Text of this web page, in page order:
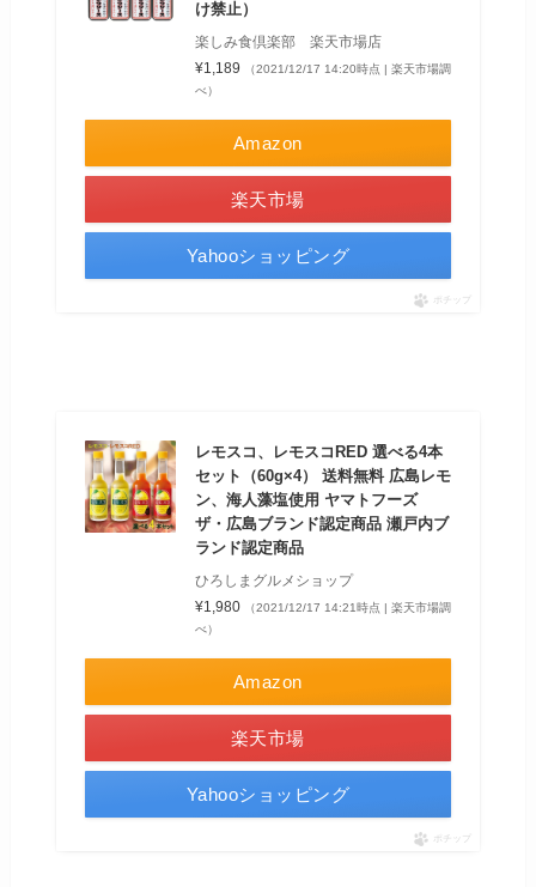
け禁止）
楽しみ食倶楽部 楽天市場店
¥1,189
（2021/12/17 14:20時点 | 楽天市場調
べ）
Amazon
楽天市場
Yahooショッピング
ポチップ
レモスコ、レモスコRED 選べる4本
セット（60g×4） 送料無料 広島レモ
ン、海人藻塩使用 ヤマトフーズ
ザ・広島ブランド認定商品 瀬戸内ブ
ランド認定商品
ひろしまグルメショップ
¥1,980
（2021/12/17 14:21時点 | 楽天市場調
べ）
Amazon
楽天市場
Yahooショッピング
ポチップ